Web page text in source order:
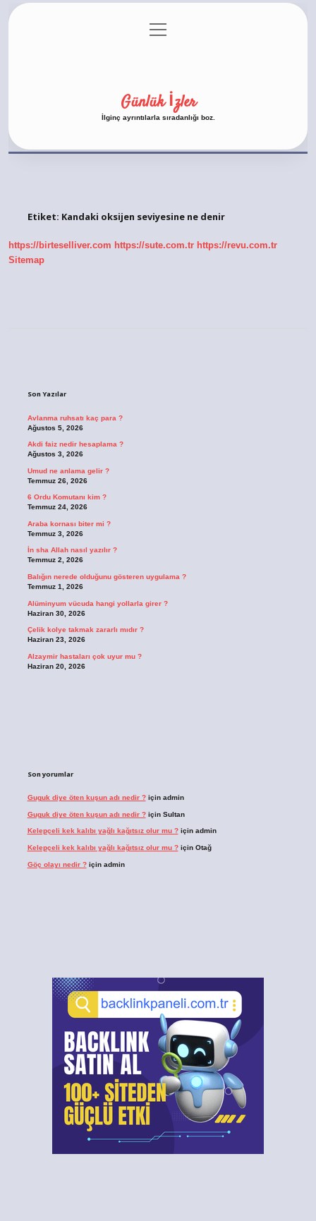
Gizlilik Politikası
menüyü
aç
Günlük İzler
İlginç ayrıntılarla sıradanlığı boz.
Etiket: Kandaki oksijen seviyesine ne denir
https://birteselliver.com https://sute.com.tr https://revu.com.tr
Sitemap
Son Yazılar
Avlanma ruhsatı kaç para ?
Ağustos 5, 2026
Akdi faiz nedir hesaplama ?
Ağustos 3, 2026
Umud ne anlama gelir ?
Temmuz 26, 2026
6 Ordu Komutanı kim ?
Temmuz 24, 2026
Araba kornası biter mi ?
Temmuz 3, 2026
İn sha Allah nasıl yazılır ?
Temmuz 2, 2026
Balığın nerede olduğunu gösteren uygulama ?
Temmuz 1, 2026
Alüminyum vücuda hangi yollarla girer ?
Haziran 30, 2026
Çelik kolye takmak zararlı mıdır ?
Haziran 23, 2026
Alzaymir hastaları çok uyur mu ?
Haziran 20, 2026
Son yorumlar
Guguk diye öten kuşun adı nedir ?için admin
Guguk diye öten kuşun adı nedir ?için Sultan
Kelepçeli kek kalıbı yağlı kağıtsız olur mu ?için admin
Kelepçeli kek kalıbı yağlı kağıtsız olur mu ?için Otağ
Göç olayı nedir ?için admin